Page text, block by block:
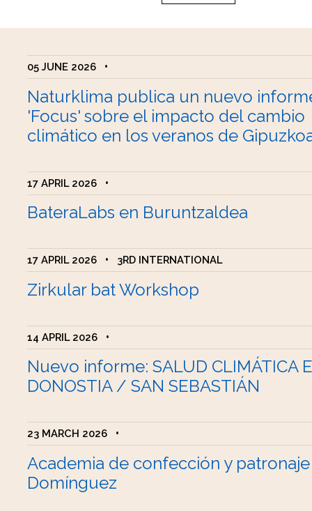
05 JUNE 2026 •
Naturklima publica un nuevo
'Focus' sobre el impacto del cambio
climático en los veranos de
17 APRIL 2026 •
BateraLabs en Buruntzaldea
17 APRIL 2026 • 3RD INTERNATIONAL
Zirkular bat Workshop
14 APRIL 2026 •
Nuevo informe: SALUD CLIMÁTICA
DONOSTIA / SAN SEBASTIÁN
23 MARCH 2026 •
Academia de confección y
Domínguez